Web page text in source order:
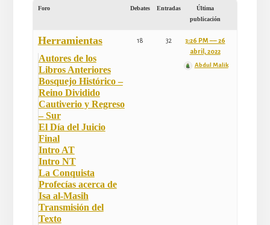
Foro Debates Entradas
Última
publicación
Herramientas
Autores de los
Libros Anteriores
Bosquejo Histórico –
Reino Dividido
Cautiverio y Regreso
– Sur
El Día del Juicio
Final
Intro AT
Intro NT
La Conquista
Profecías acerca de
Isa al-Masih
Transmisión del
Texto
18 32
3:26 PM –– 26
abril, 2022
Abdul Malik